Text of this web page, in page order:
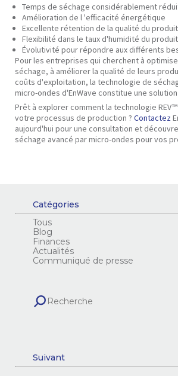
Temps de séchage considérablement
Amélioration de l'efficacité énergétique
Excellente rétention de la qualité du produit
Flexibilité dans le taux d'humidité du
Évolutivité pour répondre aux différents
Pour les entreprises qui cherchent à
séchage, à améliorer la qualité de leurs
coûts d'exploitation, la technologie de
micro-ondes d'EnWave constitue une
Prêt à explorer comment la technologie
votre processus de production ? Contactez
aujourd'hui pour une consultation et
séchage avancé par micro-ondes pour vos
Catégories
Tous
Blog
Finances
Actualités
Communiqué de presse
Suivant